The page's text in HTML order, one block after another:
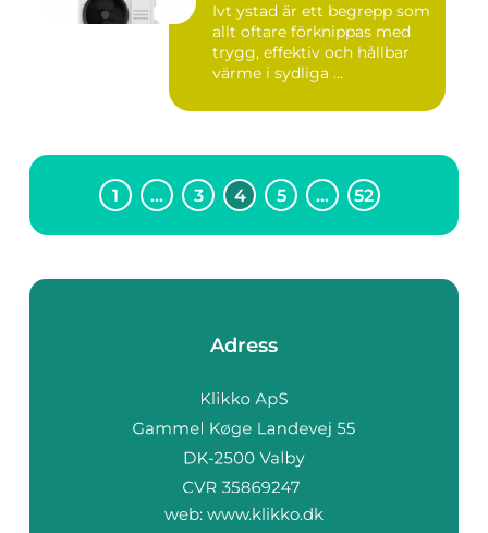
Ivt ystad är ett begrepp som
allt oftare förknippas med
trygg, effektiv och hållbar
värme i sydliga ...
1 … 3 4 5 … 52
Adress
web: www.klikko.dk